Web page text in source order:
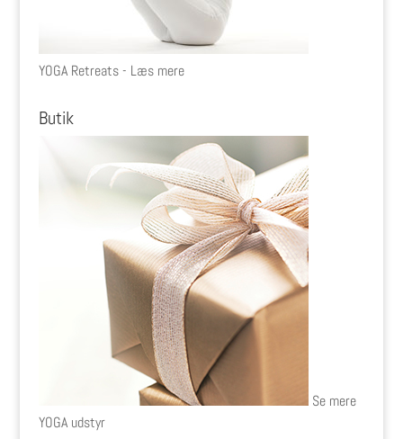
YOGA Retreats - Læs mere
Butik
Se mere
YOGA udstyr